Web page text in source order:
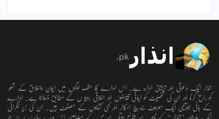
انذار ایک دعوتی اور تربیتی ادارہ ہے۔ اس ادارے کا مقصد لوگوں میں ایمان واخلاق کے شعور
کو راسخ کرنا اور ان کی شخصیت کو ایمانی تقاضوں اور اخلاقی رویو ں کے مطابق ڈھالنا ہے۔ ادارے
کے بانی ابویحییٰ ایک معروف ریسرچ اسکالر اور کئی کتابوں کے مصنف ہیں۔ ان کی زیر نگرانی
ایک ماہنامہ ’’انذار ‘‘کے نام سے شائع ہوتا ہے جس کے مضامین اس ویب سائٹ پر پڑھے